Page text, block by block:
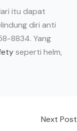
itu dapat
diri anti
8834. Yang
seperti helm,
Next Post